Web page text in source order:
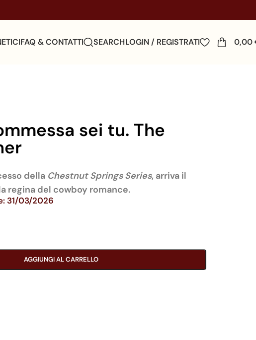
FAQ & CONTATTI SEARCHLOGIN / REGISTRATI 0,00
sei tu. The
della Chestnut Springs Series, arriva il
regina del cowboy romance.
31/03/2026
AGGIUNGI AL CARRELLO